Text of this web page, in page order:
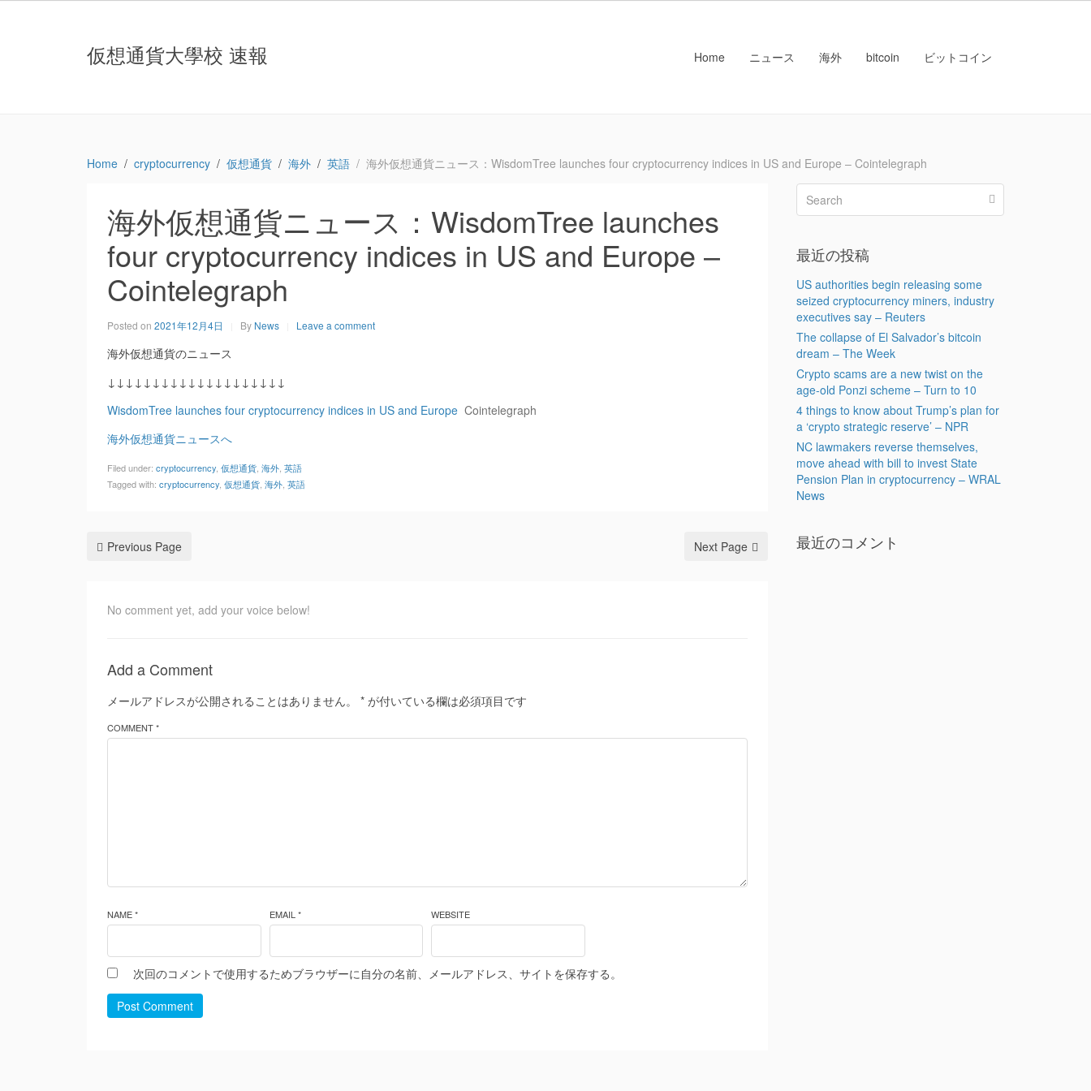
仮想通貨大學校 速報 Home ニュース 海外 bitcoin ビットコイン
Home cryptocurrency 仮想通貨 海外 英語 海外仮想通貨ニュース：WisdomTree launches four cryptocurrency indices in US and Europe – Cointelegraph
海外仮想通貨ニュース：WisdomTree launches
four cryptocurrency indices in US and Europe –
Cointelegraph
Posted on 2021年12月4日 By News Leave a comment
海外仮想通貨のニュース
↓↓↓↓↓↓↓↓↓↓↓↓↓↓↓↓↓↓↓↓
WisdomTree launches four cryptocurrency indices in US and Europe Cointelegraph
海外仮想通貨ニュースへ
Filed under: cryptocurrency 仮想通貨 海外 英語
Tagged with: cryptocurrency 仮想通貨 海外 英語
Previous Page Next Page
No comment yet, add your voice below!
Add a Comment
メールアドレスが公開されることはありません。 * が付いている欄は必須項目です
COMMENT *
NAME * EMAIL * WEBSITE
次回のコメントで使用するためブラウザーに自分の名前、メールアドレス、サイトを保存する。
Post Comment
最近の投稿
US authorities begin releasing some
seized cryptocurrency miners, industry
executives say – Reuters
The collapse of El Salvador’s bitcoin
dream – The Week
Crypto scams are a new twist on the
age-old Ponzi scheme – Turn to 10
4 things to know about Trump’s plan for
a ‘crypto strategic reserve’ – NPR
NC lawmakers reverse themselves,
move ahead with bill to invest State
Pension Plan in cryptocurrency – WRAL
News
最近のコメント